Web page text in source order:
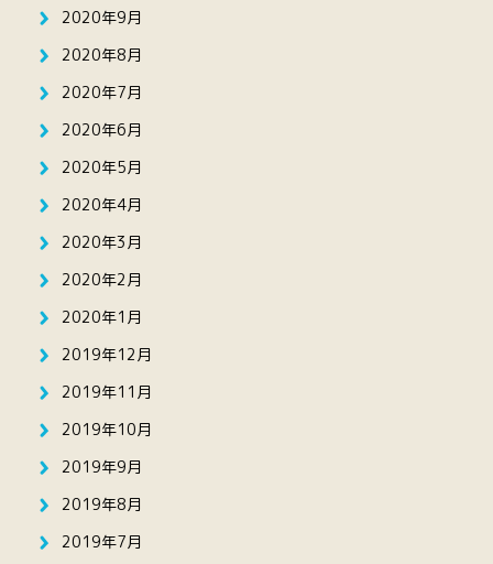
2020年9月
2020年8月
2020年7月
2020年6月
2020年5月
2020年4月
2020年3月
2020年2月
2020年1月
2019年12月
2019年11月
2019年10月
2019年9月
2019年8月
2019年7月